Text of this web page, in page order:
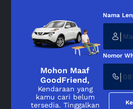
Mohon Maaf
GoodFriend,
Kendaraan yang
kamu cari belum
tersedia. Tinggalkan
Nama
|
Nomor
|